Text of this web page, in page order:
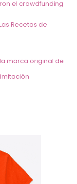
el crowdfunding
Recetas de
marca original de